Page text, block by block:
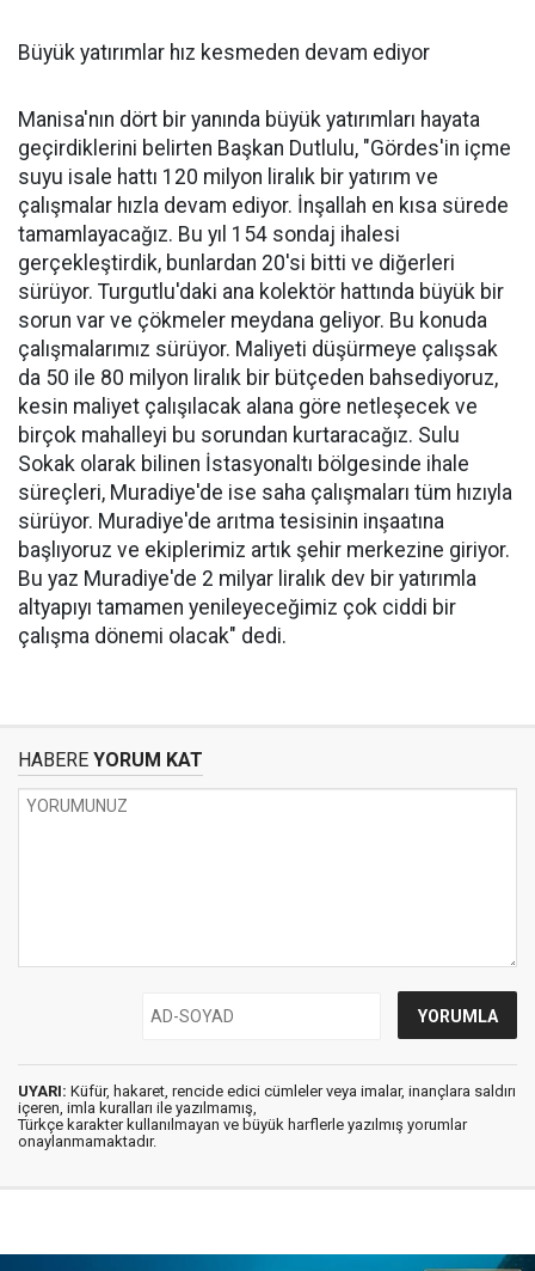
Büyük yatırımlar hız kesmeden devam ediyor
Manisa'nın dört bir yanında büyük yatırımları hayata
geçirdiklerini belirten Başkan Dutlulu, "Gördes'in içme
suyu isale hattı 120 milyon liralık bir yatırım ve
çalışmalar hızla devam ediyor. İnşallah en kısa sürede
tamamlayacağız. Bu yıl 154 sondaj ihalesi
gerçekleştirdik, bunlardan 20'si bitti ve diğerleri
sürüyor. Turgutlu'daki ana kolektör hattında büyük bir
sorun var ve çökmeler meydana geliyor. Bu konuda
çalışmalarımız sürüyor. Maliyeti düşürmeye çalışsak
da 50 ile 80 milyon liralık bir bütçeden bahsediyoruz,
kesin maliyet çalışılacak alana göre netleşecek ve
birçok mahalleyi bu sorundan kurtaracağız. Sulu
Sokak olarak bilinen İstasyonaltı bölgesinde ihale
süreçleri, Muradiye'de ise saha çalışmaları tüm hızıyla
sürüyor. Muradiye'de arıtma tesisinin inşaatına
başlıyoruz ve ekiplerimiz artık şehir merkezine giriyor.
Bu yaz Muradiye'de 2 milyar liralık dev bir yatırımla
altyapıyı tamamen yenileyeceğimiz çok ciddi bir
çalışma dönemi olacak" dedi.
HABERE YORUM KAT
UYARI: Küfür, hakaret, rencide edici cümleler veya imalar, inançlara saldırı
içeren, imla kuralları ile yazılmamış,
Türkçe karakter kullanılmayan ve büyük harflerle yazılmış yorumlar
onaylanmamaktadır.